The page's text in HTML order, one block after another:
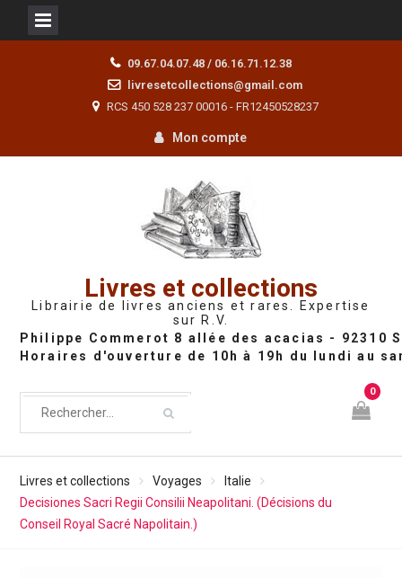
09.67.04.07.48 / 06.16.71.12.38
livresetcollections@gmail.com
RCS 450 528 237 00016 - FR12450528237
Mon compte
Livres et collections
Librairie de livres anciens et rares. Expertise
sur R.V.
0
Livres et collections Voyages
Italie
Decisiones Sacri Regii Consilii Neapolitani. (Décisions du
Conseil Royal Sacré Napolitain.)